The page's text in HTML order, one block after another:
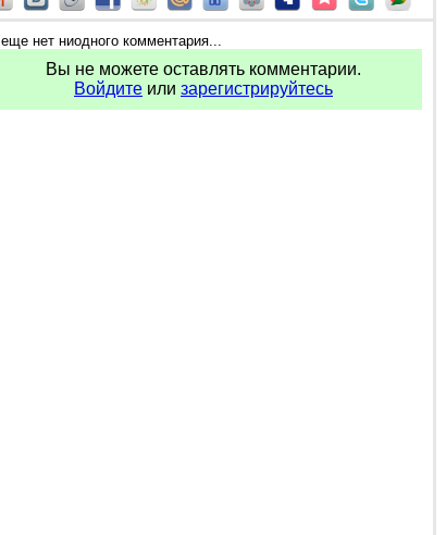
еще нет ниодного комментария...
Вы не можете оставлять комментарии.
Войдите или зарегистрируйтесь